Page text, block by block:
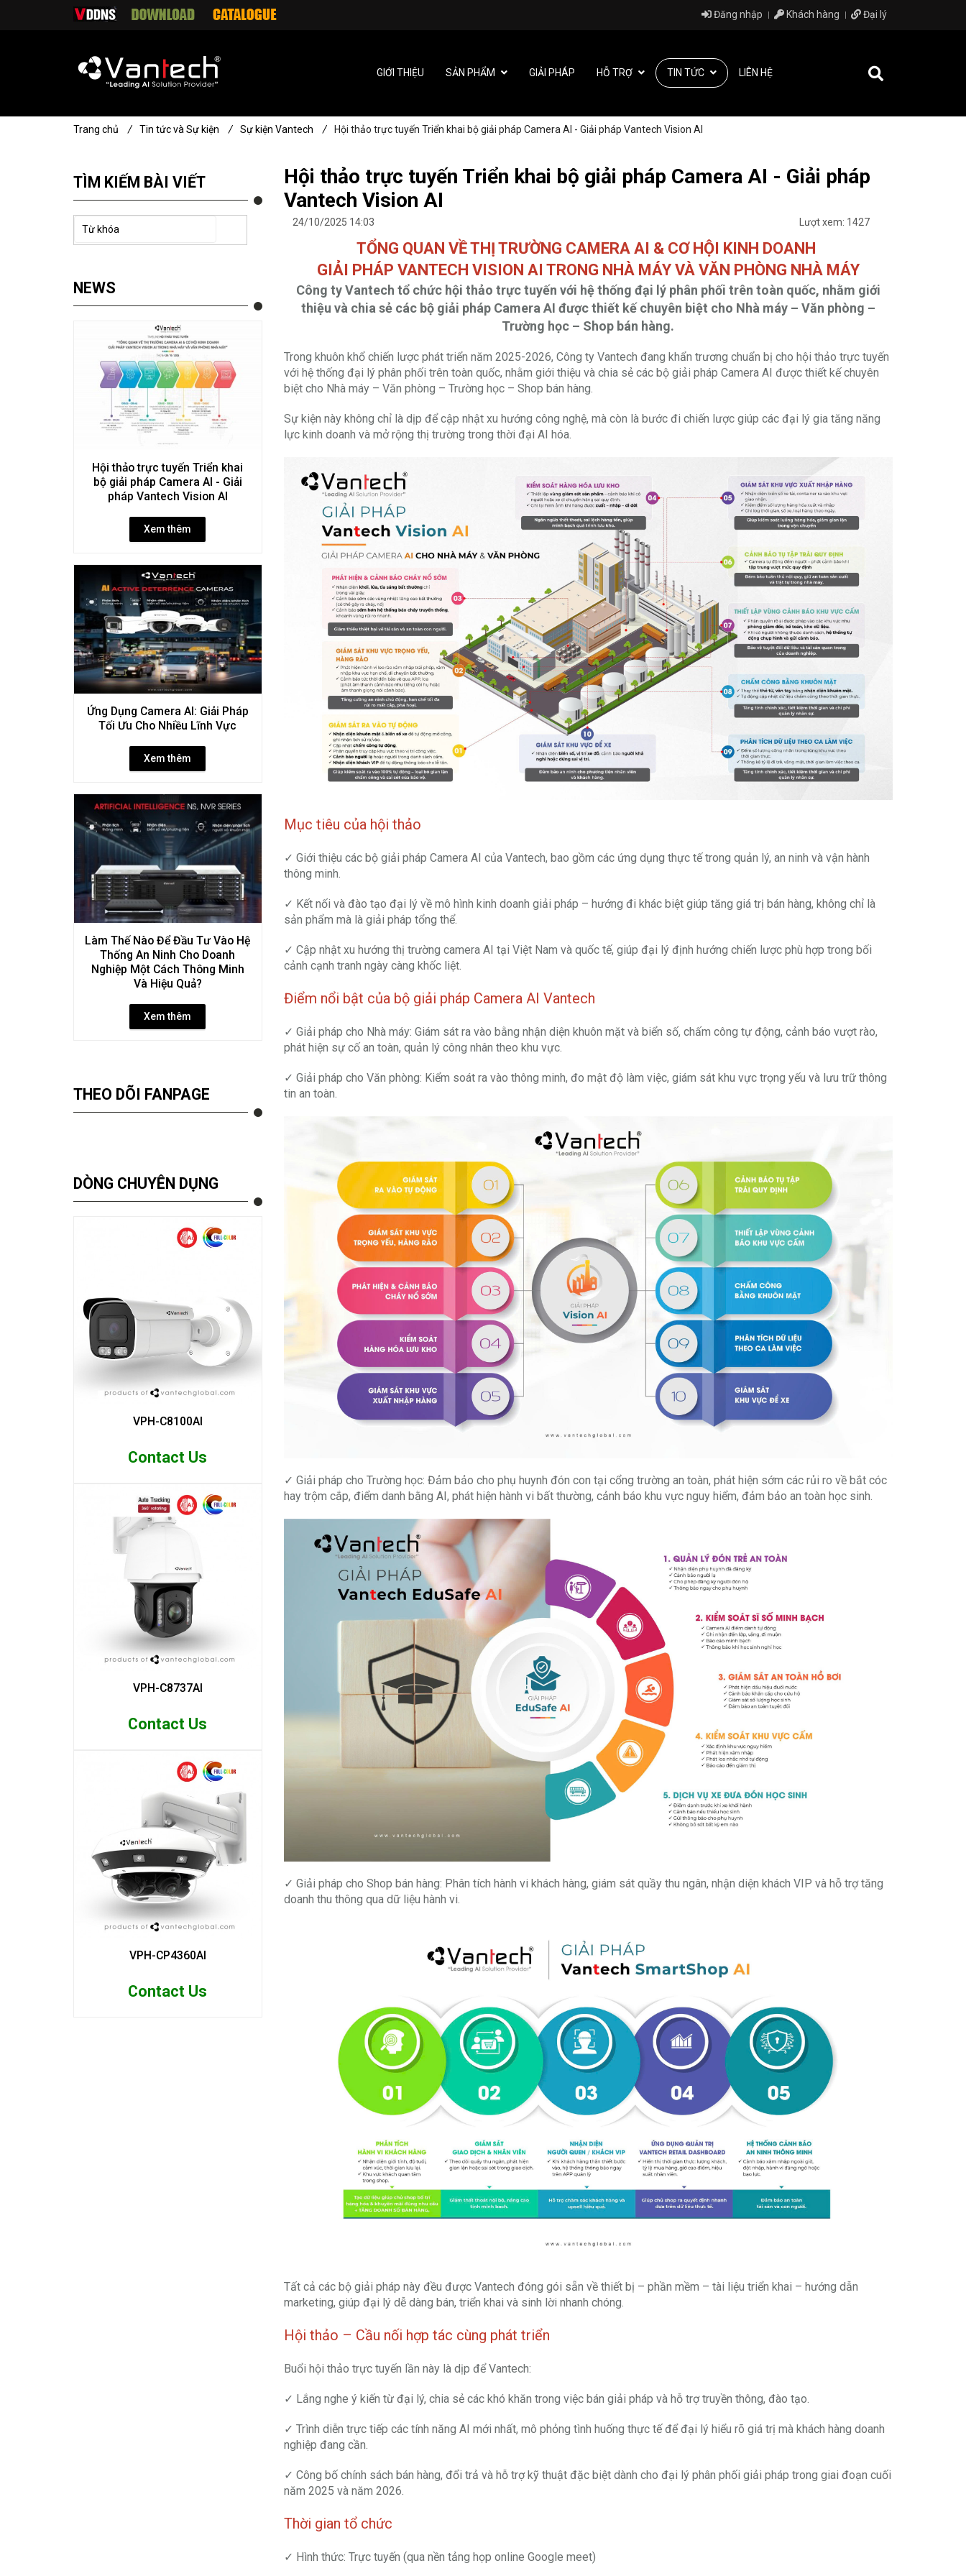
Hội thảo trực tuyến Triển khai bộ giải pháp Camera AI - Giải pháp
Vantech Vision AI
24/10/2025 14:03 Lượt xem: 1427
TỔNG QUAN VỀ THỊ TRƯỜNG CAMERA AI & CƠ HỘI KINH DOANH
GIẢI PHÁP VANTECH VISION AI TRONG NHÀ MÁY VÀ VĂN PHÒNG NHÀ MÁY
Công ty Vantech tổ chức hội thảo trực tuyến với hệ thống đại lý phân phối trên toàn quốc, nhằm giới
thiệu và chia sẻ các bộ giải pháp Camera AI được thiết kế chuyên biệt cho Nhà máy – Văn phòng –
Trường học – Shop bán hàng.
Trong khuôn khổ chiến lược phát triển năm 2025-2026, Công ty Vantech đang khẩn trương chuẩn bị cho hội thảo trực tuyến
với hệ thống đại lý phân phối trên toàn quốc, nhằm giới thiệu và chia sẻ các bộ giải pháp Camera AI được thiết kế chuyên
biệt cho Nhà máy – Văn phòng – Trường học – Shop bán hàng.
Sự kiện này không chỉ là dịp để cập nhật xu hướng công nghệ, mà còn là bước đi chiến lược giúp các đại lý gia tăng năng
lực kinh doanh và mở rộng thị trường trong thời đại AI hóa.
Mục tiêu của hội thảo
✓ Giới thiệu các bộ giải pháp Camera AI của Vantech, bao gồm các ứng dụng thực tế trong quản lý, an ninh và vận hành
thông minh.
✓ Kết nối và đào tạo đại lý về mô hình kinh doanh giải pháp – hướng đi khác biệt giúp tăng giá trị bán hàng, không chỉ là
sản phẩm mà là giải pháp tổng thể.
✓ Cập nhật xu hướng thị trường camera AI tại Việt Nam và quốc tế, giúp đại lý định hướng chiến lược phù hợp trong bối
cảnh cạnh tranh ngày càng khốc liệt.
Điểm nổi bật của bộ giải pháp Camera AI Vantech
✓ Giải pháp cho Nhà máy: Giám sát ra vào bằng nhận diện khuôn mặt và biển số, chấm công tự động, cảnh báo vượt rào,
phát hiện sự cố an toàn, quản lý công nhân theo khu vực.
✓ Giải pháp cho Văn phòng: Kiểm soát ra vào thông minh, đo mật độ làm việc, giám sát khu vực trọng yếu và lưu trữ thông
tin an toàn.
✓ Giải pháp cho Trường học: Đảm bảo cho phụ huynh đón con tại cổng trường an toàn, phát hiện sớm các rủi ro về bắt cóc
hay trộm cắp, điểm danh bằng AI, phát hiện hành vi bất thường, cảnh báo khu vực nguy hiểm, đảm bảo an toàn học sinh.
✓ Giải pháp cho Shop bán hàng: Phân tích hành vi khách hàng, giám sát quầy thu ngân, nhận diện khách VIP và hỗ trợ tăng
doanh thu thông qua dữ liệu hành vi.
Tất cả các bộ giải pháp này đều được Vantech đóng gói sẵn về thiết bị – phần mềm – tài liệu triển khai – hướng dẫn
marketing, giúp đại lý dễ dàng bán, triển khai và sinh lời nhanh chóng.
Hội thảo – Cầu nối hợp tác cùng phát triển
Buổi hội thảo trực tuyến lần này là dịp để Vantech:
✓ Lắng nghe ý kiến từ đại lý, chia sẻ các khó khăn trong việc bán giải pháp và hỗ trợ truyền thông, đào tạo.
✓ Trình diễn trực tiếp các tính năng AI mới nhất, mô phỏng tình huống thực tế để đại lý hiểu rõ giá trị mà khách hàng doanh
nghiệp đang cần.
✓ Công bố chính sách bán hàng, đổi trả và hỗ trợ kỹ thuật đặc biệt dành cho đại lý phân phối giải pháp trong giai đoạn cuối
năm 2025 và năm 2026.
Thời gian tổ chức
✓ Hình thức: Trực tuyến (qua nền tảng họp online Google meet)
TÌM KIẾM BÀI VIẾT
NEWS
Hội thảo trực tuyến Triển khai
bộ giải pháp Camera AI - Giải
pháp Vantech Vision AI
Xem thêm
Ứng Dụng Camera AI: Giải Pháp
Tối Ưu Cho Nhiều Lĩnh Vực
Xem thêm
Làm Thế Nào Để Đầu Tư Vào Hệ
Thống An Ninh Cho Doanh
Nghiệp Một Cách Thông Minh
Và Hiệu Quả?
Xem thêm
THEO DÕI FANPAGE
DÒNG CHUYÊN DỤNG
VPH-C8100AI
Contact Us
VPH-C8737AI
Contact Us
VPH-CP4360AI
Contact Us
Trang chủ / Tin tức và Sự kiện / Sự kiện Vantech / Hội thảo trực tuyến Triển khai bộ giải pháp Camera AI - Giải pháp Vantech Vision AI
Đăng nhập Khách hàng Đại lý
GIỚI THIỆU SẢN PHẨM GIẢI PHÁP HỖ TRỢ TIN TỨC LIÊN HỆ